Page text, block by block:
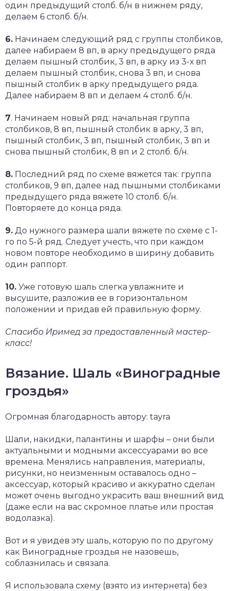
один предыдущий столб. б/н в нижнем ряду,
делаем 6 столб. б/н.
6. Начинаем следующий ряд с группы столбиков,
далее набираем 8 вп, в арку предыдущего ряда
делаем пышный столбик, 3 вп, в арку из 3-х вп
делаем пышный столбик, снова 3 вп, и снова
пышный столбик в арку предыдущего ряда.
Далее набираем 8 вп и делаем 4 столб. б/н.
7. Начинаем новый ряд: начальная группа
столбиков, 8 вп, пышный столбик в арку, 3 вп,
пышный столбик, 3 вп, пышный столбик, 3 вп и
снова пышный столбик, 8 вп и 2 столб. б/н.
8. Последний ряд по схеме вяжется так: группа
столбиков, 9 вп, далее над пышными столбиками
предыдущего ряда вяжете 10 столб. б/н.
Повторяете до конца ряда.
9. До нужного размера шали вяжете по схеме с 1-
го по 5-й ряд. Следует учесть, что при каждом
новом повторе необходимо в ширину добавить
один раппорт.
10. Уже готовую шаль слегка увлажните и
высушите, разложив ее в горизонтальном
положении и придав ей правильную форму.
Спасибо Иримед за предоставленный мастер-
класс!
Вязание. Шаль «Виноградные
гроздья»
Огромная благодарность автору: tayra
Шали, накидки, палантины и шарфы – они были
актуальными и модными аксессуарами во все
времена. Менялись направления, материалы,
рисунки, но неизменным оставалось одно –
аксессуар, который красиво и аккуратно сделан
может очень выгодно украсить ваш внешний вид
(даже если на вас скромное платье или простая
водолазка).
Вот и я увидев эту шаль, которую по по другому
как Виноградные гроздья не назовешь,
соблазнилась и связала.
Я использовала схему (взято из интернета) без